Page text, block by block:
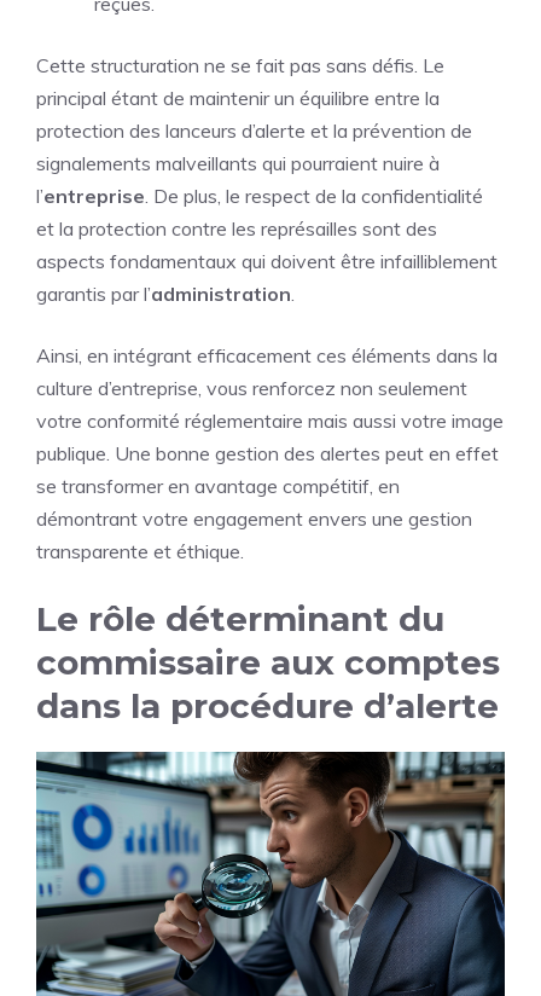
Cette structuration ne se fait pas sans défis. Le
principal étant de maintenir un équilibre entre la
protection des lanceurs d’alerte et la prévention de
signalements malveillants qui pourraient nuire à
l’entreprise. De plus, le respect de la confidentialité
et la protection contre les représailles sont des
aspects fondamentaux qui doivent être infailliblement
garantis par l’administration.
Ainsi, en intégrant efficacement ces éléments dans la
culture d’entreprise, vous renforcez non seulement
votre conformité réglementaire mais aussi votre image
publique. Une bonne gestion des alertes peut en effet
se transformer en avantage compétitif, en
démontrant votre engagement envers une gestion
transparente et éthique.
Le rôle déterminant du
commissaire aux comptes
dans la procédure d’alerte